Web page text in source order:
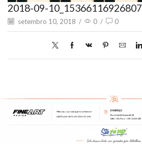
2018-09-10_15366116926807
setembro 10, 2018 / 0 / 0